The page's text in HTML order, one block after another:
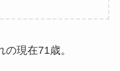
現在71歳。